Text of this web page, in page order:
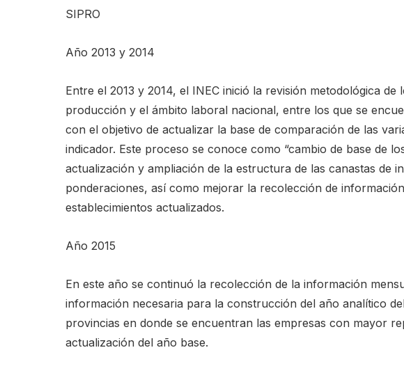
SIPRO
Año 2013 y 2014
Entre el 2013 y 2014, el INEC inició la revisión metodológica
producción y el ámbito laboral nacional, entre los que se
con el objetivo de actualizar la base de comparación de las
indicador. Este proceso se conoce como “cambio de base de
actualización y ampliación de la estructura de las canastas de
ponderaciones, así como mejorar la recolección de
establecimientos actualizados.
Año 2015
En este año se continuó la recolección de la información
información necesaria para la construcción del año analítico
provincias en donde se encuentran las empresas con mayor
actualización del año base.